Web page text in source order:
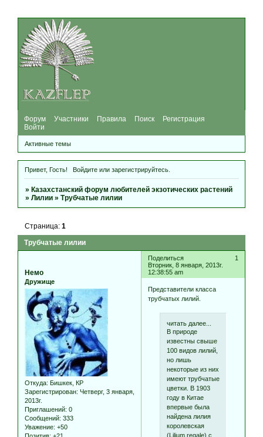
Форум Участники Правила Поиск
Регистрация
Войти
Активные темы
Привет, Гость! Войдитеили зарегистрируйтесь.
»Казахстанский форум любителей экзотических растений
»Лилии »Трубчатые лилии
Трубчатые лилии
Страница:1
Поделиться
1
Вторник, 8 января, 2013г.
12:38:55 am
Немо
Дружище
Откуда: Бишкек, КР
Зарегистрирован: Четверг, 3 января,
2013г.
Приглашений: 0
Сообщений: 333
Уважение: +50
Представители класса
трубчатых лилий.
читать далее...
В природе
известны свыше
100 видов лилий,
но лишь
некоторые из них
имеют трубчатые
цветки. В 1903
году в Китае
впервые была
найдена лилия
королевская
(Lilium regale) с